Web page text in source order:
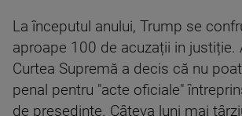
La începutul anului, Trump se
aproape 100 de acuzații in justiție.
Curtea Supremă a decis că nu
penal pentru "acte oficiale"
de președinte. Câteva luni mai